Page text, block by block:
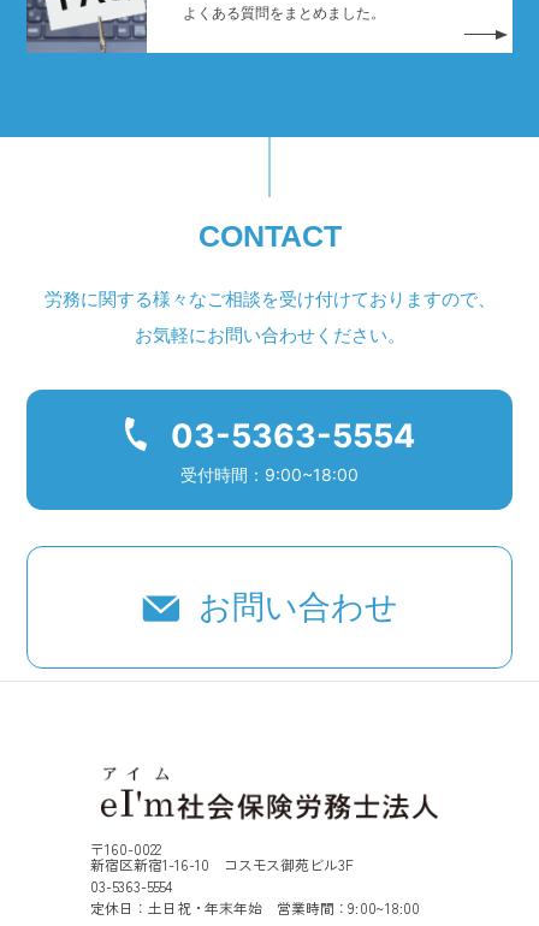
よくある質問をまとめました。
CONTACT
労務に関する様々なご相談を受け付けておりますので、
お気軽にお問い合わせください。
03-5363-5554
受付時間：9:00~18:00
お問い合わせ
〒160-0022
新宿区新宿1-16-10 コスモス御苑ビル3F
03-5363-5554
定休日：土日祝・年末年始 営業時間：9:00~18:00